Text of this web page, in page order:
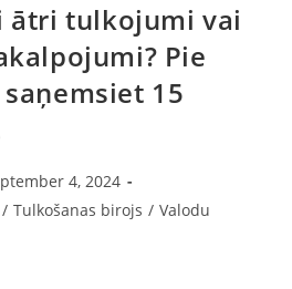
ātri tulkojumi vai
Pie
15
4, 2024
/ Tulkošanas birojs / Valodu